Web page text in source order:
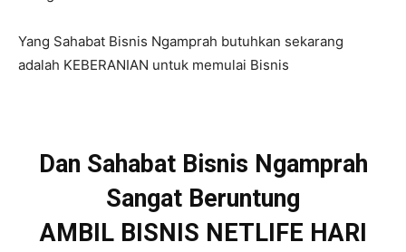
Yang Sahabat Bisnis Ngamprah butuhkan sekarang
adalah KEBERANIAN untuk memulai Bisnis
Dan Sahabat Bisnis Ngamprah
Sangat Beruntung
AMBIL BISNIS NETLIFE HARI